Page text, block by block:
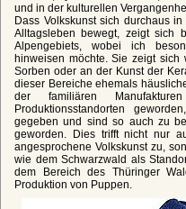
und in der kulturellen
Dass Volkskunst sich durchaus
Alltagsleben bewegt, zeigt sich
Alpengebiets, wobei ich
hinweisen möchte. Sie zeigt
Sorben oder an der Kunst der
dieser Bereiche ehemals
der familiären
Produktionsstandorten
gegeben und sind so auch zu
geworden. Dies trifft nicht nur
angesprochene Volkskunst zu,
wie dem Schwarzwald als
dem Bereich des Thüringer
Produktion von Puppen.